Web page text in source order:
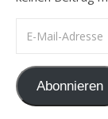
Abonnieren